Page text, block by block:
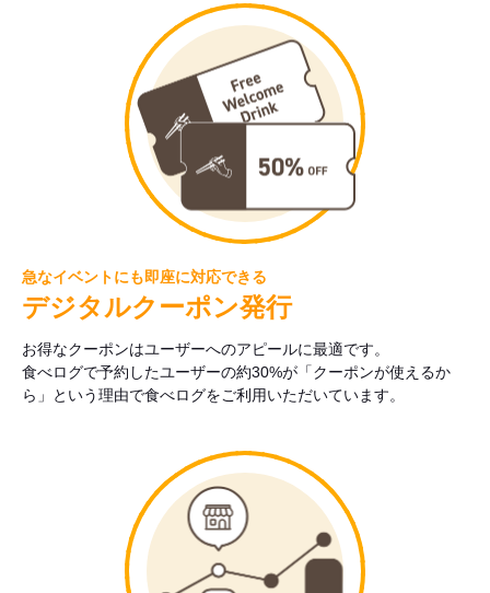
急なイベントにも即座に対応できる
デジタルクーポン発行
お得なクーポンはユーザーへのアピールに最適です。
食べログで予約したユーザーの約30%が「クーポンが使えるか
ら」という理由で食べログをご利用いただいています。